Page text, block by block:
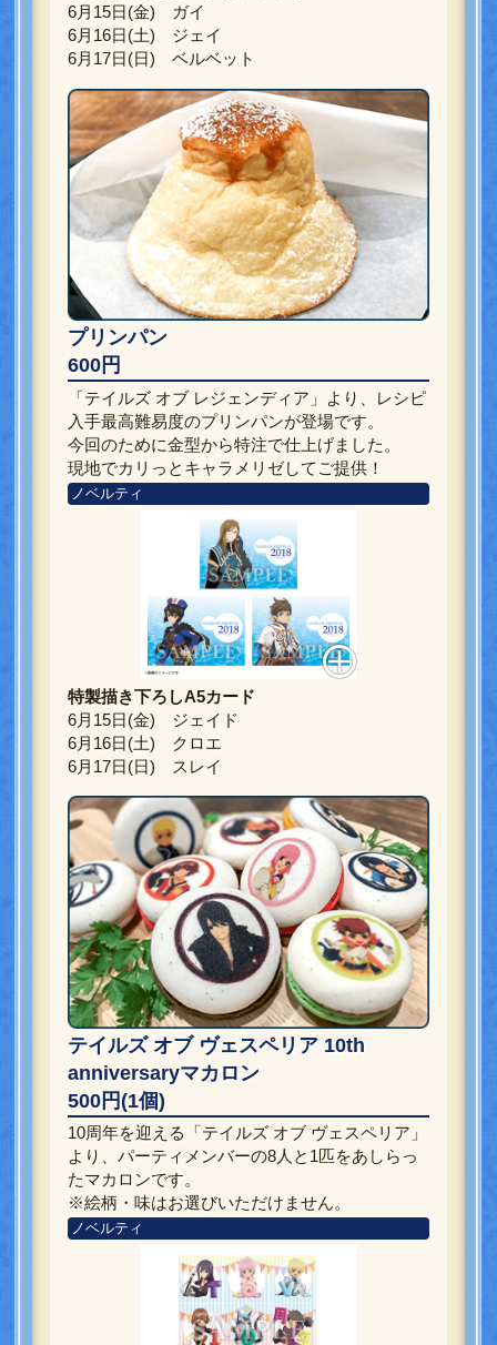
6月15日(金) ガイ
6月16日(土) ジェイ
6月17日(日) ベルベット
プリンパン
600円
「テイルズ オブ レジェンディア」より、レシピ
入手最高難易度のプリンパンが登場です。
今回のために金型から特注で仕上げました。
現地でカリっとキャラメリゼしてご提供！
ノベルティ
特製描き下ろしA5カード
6月15日(金) ジェイド
6月16日(土) クロエ
6月17日(日) スレイ
テイルズ オブ ヴェスペリア 10th
anniversaryマカロン
500円(1個)
10周年を迎える「テイルズ オブ ヴェスペリア」
より、パーティメンバーの8人と1匹をあしらっ
たマカロンです。
※絵柄・味はお選びいただけません。
ノベルティ